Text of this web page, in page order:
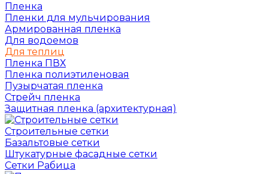
Пленка
Пленки для мульчирования
Армированная пленка
Для водоемов
Для теплиц
Пленка ПВХ
Пленка полиэтиленовая
Пузырчатая пленка
Cтрейч пленка
Защитная пленка (архитектурная)
Строительные сетки
Базальтовые сетки
Штукатурные фасадные сетки
Сетки Рабица